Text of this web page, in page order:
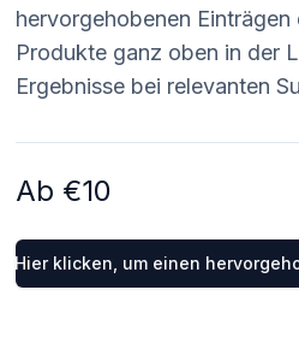
hervorgehobenen Einträgen
Produkte ganz oben in der
Ergebnisse bei relevanten
Ab €10
Hier klicken, um einen